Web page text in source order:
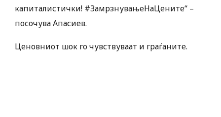
капиталистички! #ЗамрзнувањеНаЦените“ –
посочува Апасиев.
Ценовниот шок го чувствуваат и граѓаните.